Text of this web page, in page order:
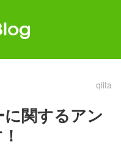
qiita
関するアン